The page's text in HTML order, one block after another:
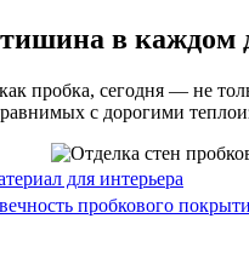
в каждом
пробка, сегодня — не
с дорогими
для интерьера
пробкового